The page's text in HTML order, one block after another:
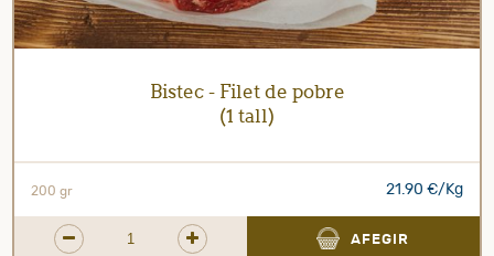
Bistec - Filet de pobre
(1 tall)
200 gr 21.90 €/Kg
AFEGIR